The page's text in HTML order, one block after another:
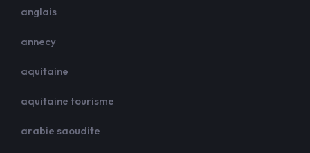
anglais
annecy
aquitaine
aquitaine tourisme
arabie saoudite